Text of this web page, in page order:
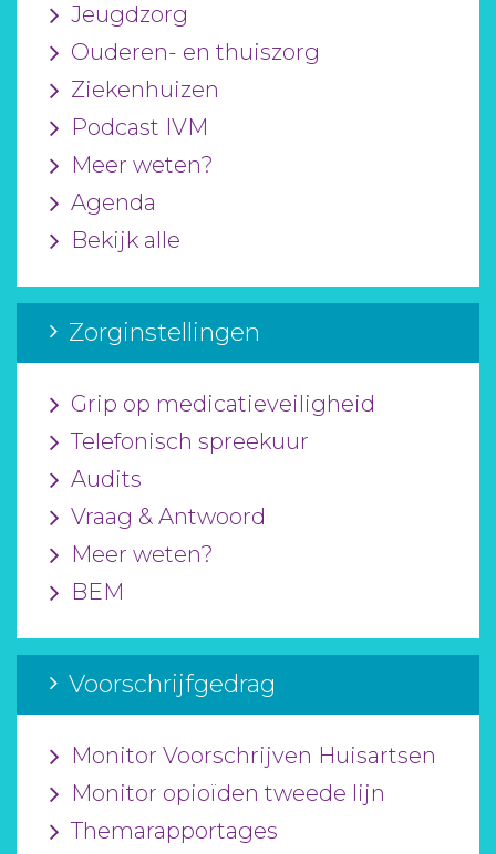
Jeugdzorg
Ouderen- en thuiszorg
Ziekenhuizen
Podcast IVM
Meer weten?
Agenda
Bekijk alle
Zorginstellingen
Grip op medicatieveiligheid
Telefonisch spreekuur
Audits
Vraag & Antwoord
Meer weten?
BEM
Voorschrijfgedrag
Monitor Voorschrijven Huisartsen
Monitor opioïden tweede lijn
Themarapportages